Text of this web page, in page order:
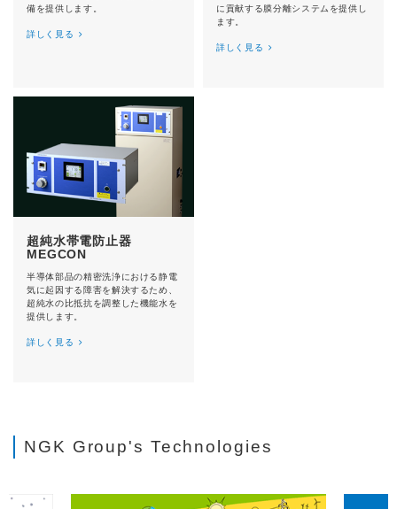
備を提供します。
詳しく見る
に貢献する膜分離システムを提供し
ます。
詳しく見る
超純水帯電防止器
MEGCON
半導体部品の精密洗浄における静電
気に起因する障害を解決するため、
超純水の比抵抗を調整した機能水を
提供します。
詳しく見る
NGK Group's Technologies